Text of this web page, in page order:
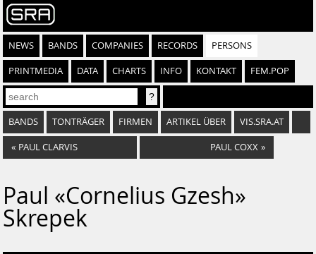
NEWS BANDS COMPANIES RECORDS PERSONS
PRINTMEDIA DATA CHARTS INFO KONTAKT FEM.POP
BANDS TONTRÄGER FIRMEN ARTIKEL ÜBER VIS.SRA.AT
« PAUL CLARVIS PAUL COXX »
Paul «Cornelius Gzesh»
Skrepek